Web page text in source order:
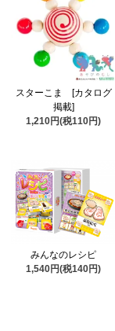
スターこま [カタログ
掲載]
1,210円(税110円)
みんなのレシピ
1,540円(税140円)